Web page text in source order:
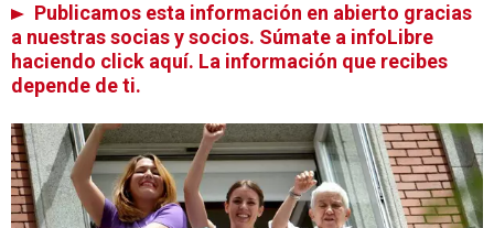
Publicamos esta información en abierto gracias
a nuestras socias y socios. Súmate a infoLibre
haciendo click aquí. La información que recibes
depende de ti.